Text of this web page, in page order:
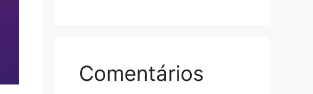
Comentários